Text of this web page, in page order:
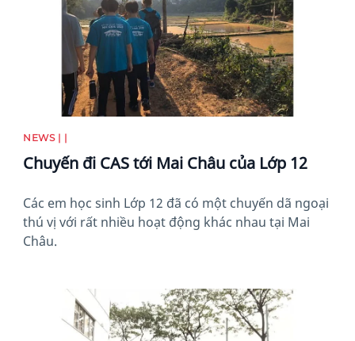
NEWS | |
Chuyến đi CAS tới Mai Châu của Lớp 12
Các em học sinh Lớp 12 đã có một chuyến dã ngoại
thú vị với rất nhiều hoạt động khác nhau tại Mai
Châu.
News image